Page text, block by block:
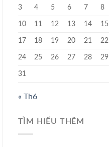
3 4 5 6 7 8
10 11 12 13 14 15
17 18 19 20 21 22
24 25 26 27 28 29
31
« Th6
TÌM HIỂU THÊM